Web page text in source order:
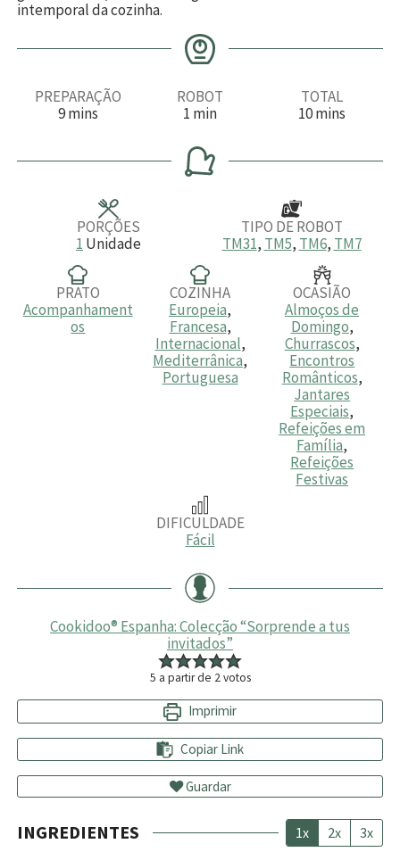
intemporal da cozinha.
PREPARAÇÃO
9m
u
mins
ROBOT
1 m
n
u
t
min
TOTAL
10m
u
mins
PORÇÕES
1 Unidade
TIPO DE ROBOT
TM31, TM5, TM6, TM7
PRATO
Acompanhament
os
COZINHA
Europeia,
Francesa,
Internacional,
Mediterrânica,
Portuguesa
OCASIÃO
Almoços de
Domingo,
Churrascos,
Encontros
Românticos,
Jantares
Especiais,
Refeições em
Família,
Refeições
Festivas
DIFICULDADE
Fácil
Cookidoo® Espanha: Colecção “Sorprende a tus
invitados”
5 a partir de 2votos
Imprimir
Copiar Link
Guardar
INGREDIENTES 1x 2x 3x